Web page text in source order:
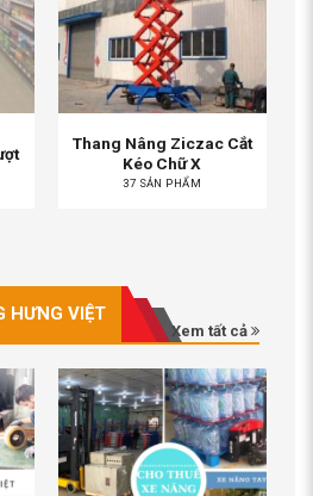
Thang Nâng Ziczac Cắt
Kéo Chữ X
37 SẢN PHẨM
HƯNG VIỆT
Xem tất cả